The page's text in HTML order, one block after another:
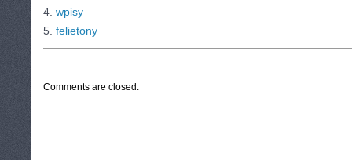
4. wpisy
5. felietony
Comments are closed.